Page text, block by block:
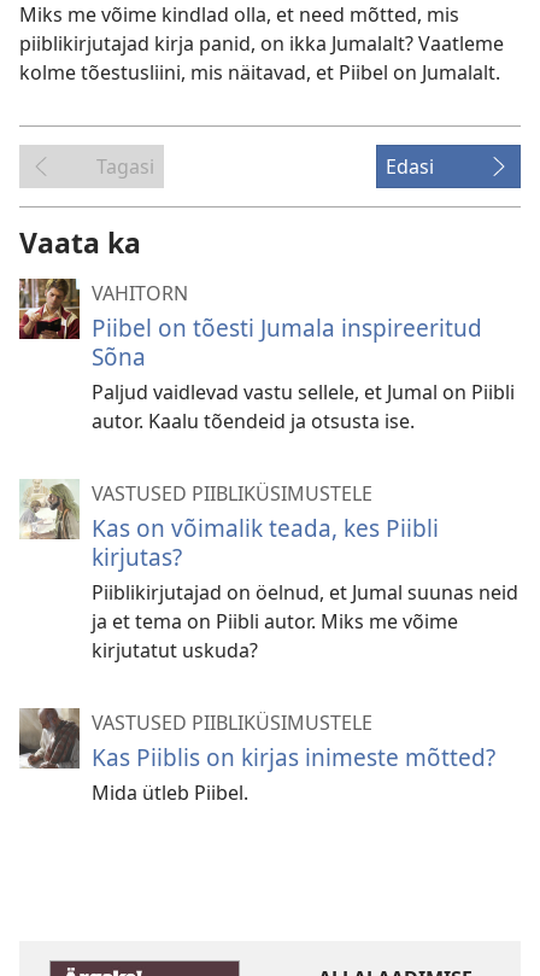
Miks me võime kindlad olla, et need mõtted, mis
piiblikirjutajad kirja panid, on ikka Jumalalt? Vaatleme
kolme tõestusliini, mis näitavad, et Piibel on Jumalalt.
Tagasi Edasi
Vaata ka
VAHITORN
Piibel on tõesti Jumala inspireeritud
Sõna
Paljud vaidlevad vastu sellele, et Jumal on Piibli
autor. Kaalu tõendeid ja otsusta ise.
VASTUSED PIIBLIKÜSIMUSTELE
Kas on võimalik teada, kes Piibli
kirjutas?
Piiblikirjutajad on öelnud, et Jumal suunas neid
ja et tema on Piibli autor. Miks me võime
kirjutatut uskuda?
VASTUSED PIIBLIKÜSIMUSTELE
Kas Piiblis on kirjas inimeste mõtted?
Mida ütleb Piibel.